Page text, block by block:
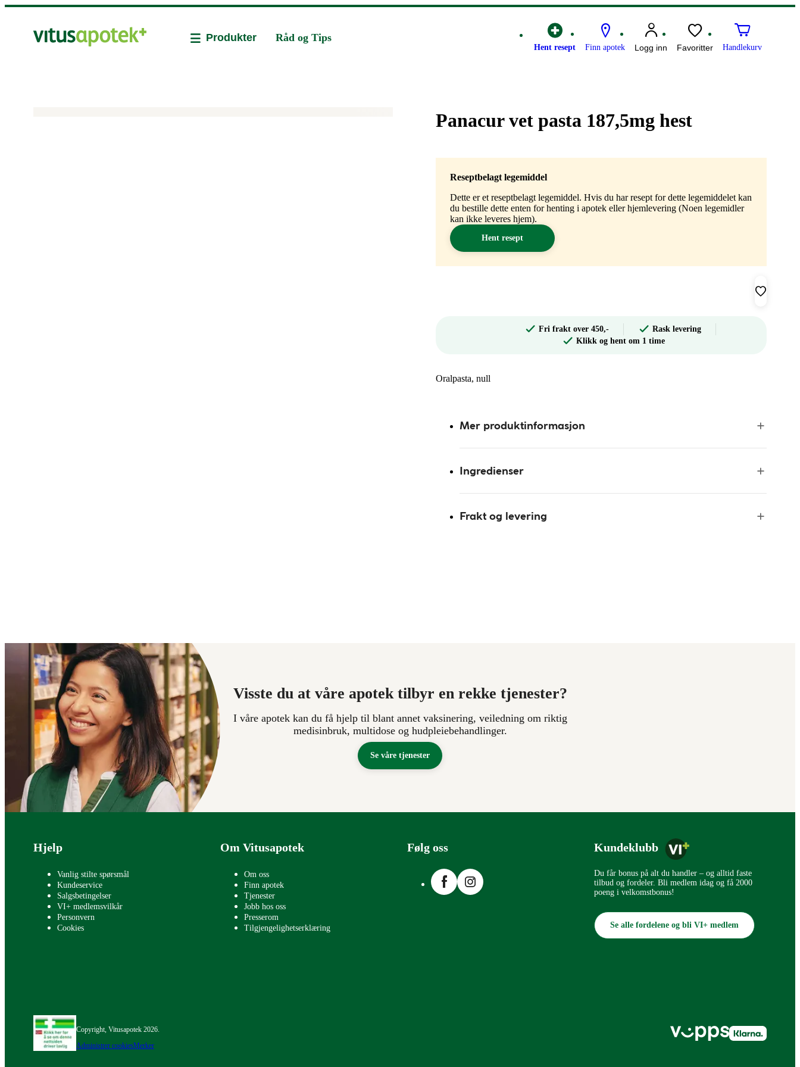
Hent resept Finn apotek Logg inn Favoritter Handlekurv
Produkter Råd og Tips
Panacur vet pasta 187,5mg hest
Reseptbelagt legemiddel
Dette er et reseptbelagt legemiddel. Hvis du har resept for dette legemiddelet kan
du bestille dette enten for henting i apotek eller hjemlevering (Noen legemidler
kan ikke leveres hjem).
Hent resept
Fri frakt over 450,-
Rask levering
Klikk og hent om 1 time
Oralpasta, null
Mer produktinformasjon
Ingredienser
Frakt og levering
Visste du at våre apotek tilbyr en rekke tjenester?
I våre apotek kan du få hjelp til blant annet vaksinering, veiledning om riktig
medisinbruk, multidose og hudpleiebehandlinger.
Se våre tjenester
Bunntekst
Hjelp
Vanlig stilte spørsmål
Kundeservice
Salgsbetingelser
VI+ medlemsvilkår
Personvern
Cookies
Om Vitusapotek
Om oss
Finn apotek
Tjenester
Jobb hos oss
Presserom
Tilgjengelighetserklæring
Følg oss
FacebookInstagram
Kundeklubb
Du får bonus på alt du handler – og alltid faste
tilbud og fordeler. Bli medlem idag og få 2000
poeng i velkomstbonus!
Se alle fordelene og bli VI+ medlem
Copyright, Vitusapotek 2026.
Administrer cookiesMerker